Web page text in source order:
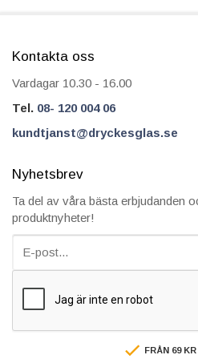
Kontakta oss
Vardagar 10.30 - 16.00
Tel. 08- 120 004 06
kundtjanst@dryckesglas.se
Nyhetsbrev
Ta del av våra bästa erbjudanden
produktnyheter!
FRÅN 69